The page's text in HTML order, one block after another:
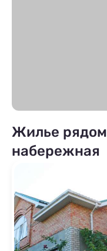
Жилье рядом
набережная